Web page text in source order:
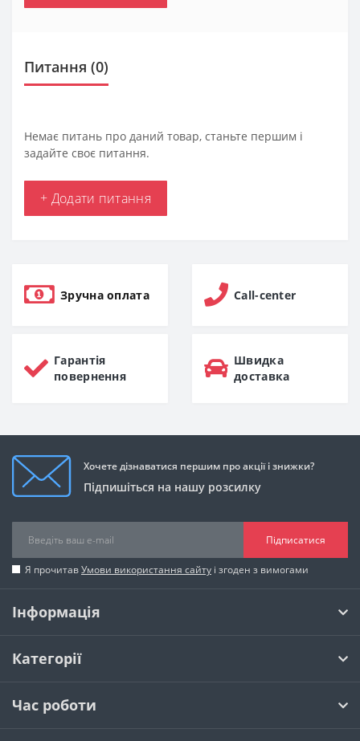
Питання (0)
Немає питань про даний товар, станьте першим і
задайте своє питання.
+ Додати питання
Зручна оплата Call-center
Гарантія
повернення
Швидка
доставка
Хочете дізнаватися першим про акції і знижки?
Підпишіться на нашу розсилку
Підписатися
Я прочитавУмови використання сайту і згоден з вимогами
Інформація
Категорії
Час роботи